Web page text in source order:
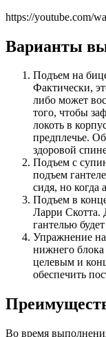
https://youtube.com/
Варианты
Подъем на
Фактически,
либо может
того, чтобы
локоть в
предплечье.
здоровой
Подъем с
подъем
сидя, но когда
Подъем в
Ларри Скотта.
гантелью
Упражнение
нижнего блока
целевым и
обеспечить
Во время